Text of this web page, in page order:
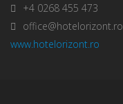
+4 0268 455 473
office@hotelorizont.ro
www.hotelorizont.ro